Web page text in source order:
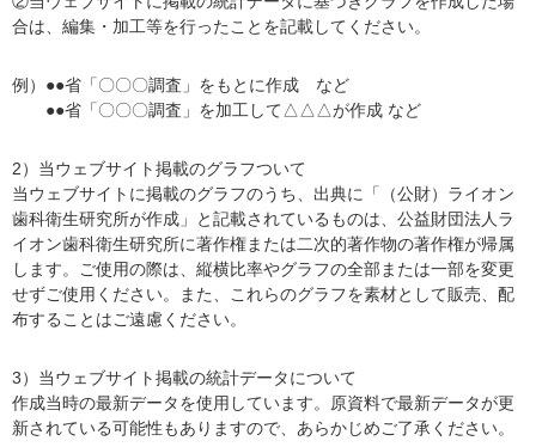
合は、編集・加工等を行ったことを記載してください。
例）●●省「〇〇〇調査」をもとに作成 など
●●省「〇〇〇調査」を加工して△△△が作成 など
2）当ウェブサイト掲載のグラフついて
当ウェブサイトに掲載のグラフのうち、出典に「（公財）ライオン
歯科衛生研究所が作成」と記載されているものは、公益財団法人ラ
イオン歯科衛生研究所に著作権または二次的著作物の著作権が帰属
します。ご使用の際は、縦横比率やグラフの全部または一部を変更
せずご使用ください。また、これらのグラフを素材として販売、配
布することはご遠慮ください。
3）当ウェブサイト掲載の統計データについて
作成当時の最新データを使用しています。原資料で最新データが更
新されている可能性もありますので、あらかじめご了承ください。